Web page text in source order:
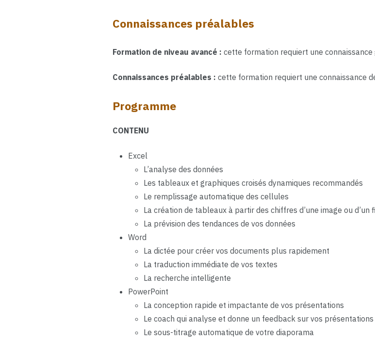
Connaissances préalables
Formation de niveau avancé : cette formation requiert une
Connaissances préalables : cette formation requiert une connaissance
Programme
CONTENU
Excel
L’analyse des données
Les tableaux et graphiques croisés dynamiques recommandés
Le remplissage automatique des cellules
La création de tableaux à partir des chiffres d’une image ou d’un
La prévision des tendances de vos données
Word
La dictée pour créer vos documents plus rapidement
La traduction immédiate de vos textes
La recherche intelligente
PowerPoint
La conception rapide et impactante de vos présentations
Le coach qui analyse et donne un feedback sur vos
Le sous-titrage automatique de votre diaporama